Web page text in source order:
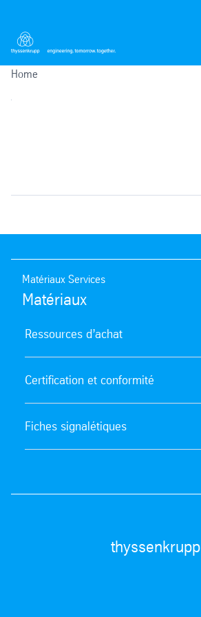
Home
Matériaux Services
Matériaux
Ressources d’achat
Certification et conformité
Fiches signalétiques
thyssenkrupp